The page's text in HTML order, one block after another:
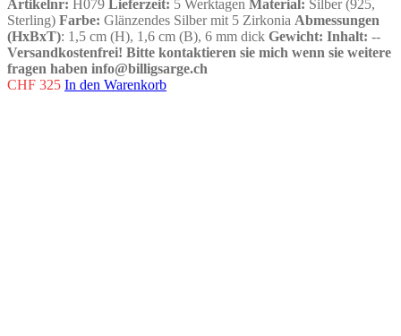
Artikelnr: H079 Lieferzeit: 5 Werktagen Material: Silber (925,
Sterling) Farbe: Glänzendes Silber mit 5 Zirkonia Abmessungen
(HxBxT): 1,5 cm (H), 1,6 cm (B), 6 mm dick Gewicht: Inhalt: --
Versandkostenfrei! Bitte kontaktieren sie mich wenn sie weitere
fragen haben info@billigsarge.ch
CHF 325 In den Warenkorb